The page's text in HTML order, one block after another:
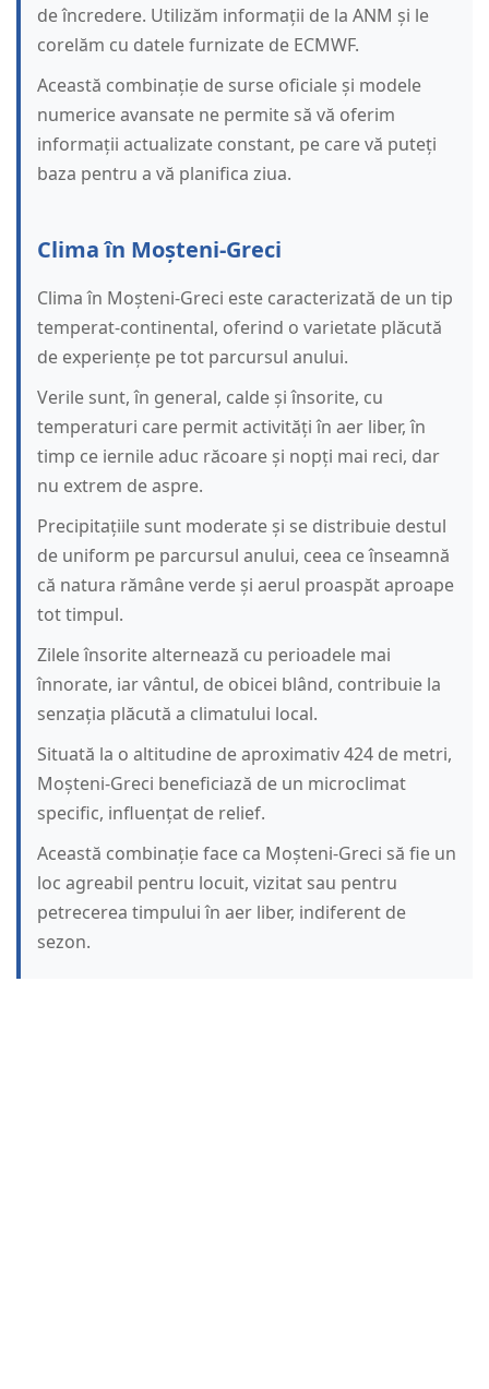
de încredere. Utilizăm informații de la ANM și le
corelăm cu datele furnizate de ECMWF.
Această combinație de surse oficiale și modele
numerice avansate ne permite să vă oferim
informații actualizate constant, pe care vă puteți
baza pentru a vă planifica ziua.
Clima în Moșteni-Greci
Clima în Moșteni-Greci este caracterizată de un tip
temperat-continental, oferind o varietate plăcută
de experiențe pe tot parcursul anului.
Verile sunt, în general, calde și însorite, cu
temperaturi care permit activități în aer liber, în
timp ce iernile aduc răcoare și nopți mai reci, dar
nu extrem de aspre.
Precipitațiile sunt moderate și se distribuie destul
de uniform pe parcursul anului, ceea ce înseamnă
că natura rămâne verde și aerul proaspăt aproape
tot timpul.
Zilele însorite alternează cu perioadele mai
înnorate, iar vântul, de obicei blând, contribuie la
senzația plăcută a climatului local.
Situată la o altitudine de aproximativ 424 de metri,
Moșteni-Greci beneficiază de un microclimat
specific, influențat de relief.
Această combinație face ca Moșteni-Greci să fie un
loc agreabil pentru locuit, vizitat sau pentru
petrecerea timpului în aer liber, indiferent de
sezon.